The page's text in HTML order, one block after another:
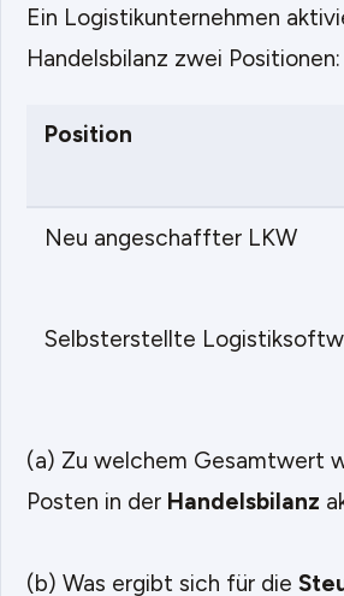
Ein Logistikunternehmen
Handelsbilanz zwei Positionen:
Position
Neu angeschaffter LKW
Selbsterstellte
(a) Zu welchem Gesamtwert
Posten in der Handelsbilanz
(b) Was ergibt sich für die